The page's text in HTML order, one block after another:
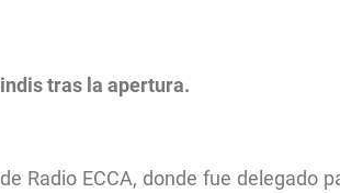
tras la apertura.
Radio ECCA, donde fue delegado